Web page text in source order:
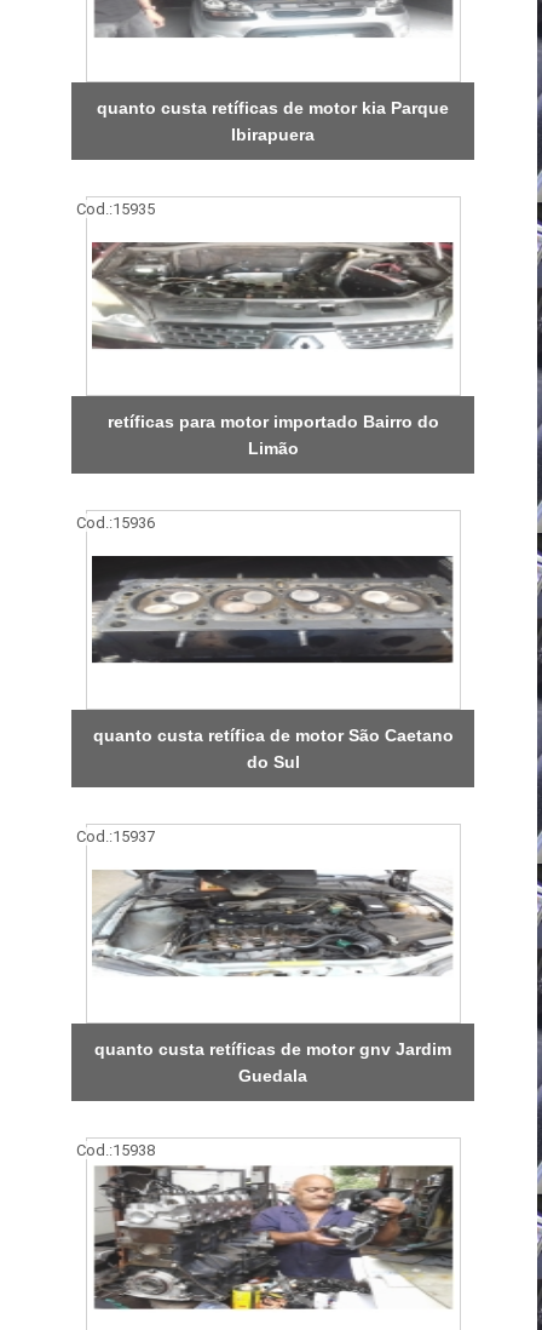
quanto custa retíficas de motor kia Parque
Ibirapuera
Cod.:15935
retíficas para motor importado Bairro do
Limão
Cod.:15936
quanto custa retífica de motor São Caetano
do Sul
Cod.:15937
quanto custa retíficas de motor gnv Jardim
Guedala
Cod.:15938